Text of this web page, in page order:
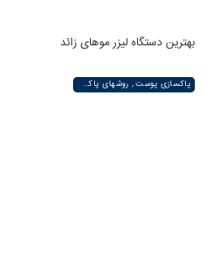
بهترین دستگاه لیزر موهای زائد
پاکسازی پوست , روشهای پاکسازی پوست صورت و دست , پاکسازی انواع مختلف پوست | لیزر لند